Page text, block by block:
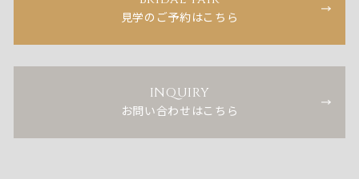
見学のご予約はこちら
INQUIRY
お問い合わせはこちら